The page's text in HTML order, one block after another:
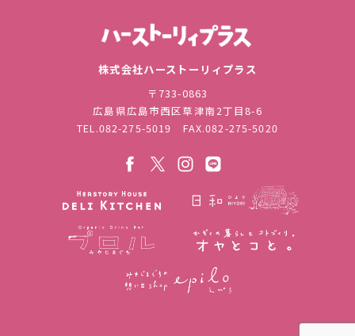
株式会社ハーストーリィプラス
〒733-0863
広島県広島市西区草津南2丁目8-6
TEL.082-275-5019 FAX.082-275-5020